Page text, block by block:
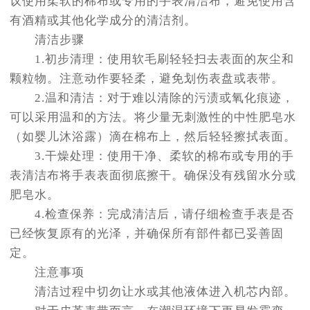
有酒精或其他化学成分的清洁剂。
清洁步骤
1.初步清理：使用软毛刷轻轻扫去表面的灰尘和
颗粒物。注意动作要轻柔，避免划伤表盘或表带。
2.温和清洁：对于难以清除的污渍或氧化痕迹，
可以采用温和的方法。将少量无刺激性的中性肥皂水
（如婴儿沐浴露）滴在棉布上，然后轻轻擦拭表面。
3.干燥处理：使用干净、柔软的棉布或专用的手
表清洁布将手表表面彻底擦干。确保没有残留水分或
肥皂水。
4.检查保养：完成清洁后，请仔细检查手表是否
已经恢复原有的光泽，并确保所有部件都已妥善固
定。
注意事项
清洁过程中切勿让水或其他液体进入机芯内部。